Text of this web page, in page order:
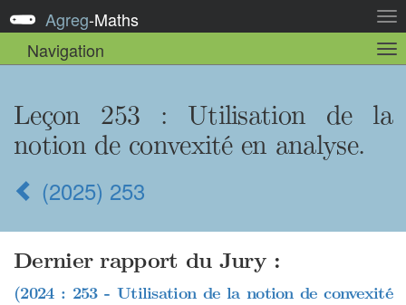
la
Agreg-Maths
Navigation
la
Leçon 253 : Utilisation de la
notion de convexité en analyse.
(2025) 253
Dernier rapport du Jury :
(2024 : 253 - Utilisation de la notion de convexité